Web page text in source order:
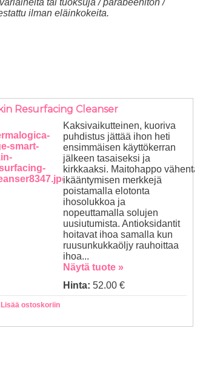
tai tuoksuja / parabeeniton /
ilman eläinkokeita.
Resurfacing Cleanser
Kaksivaikutteinen, kuoriva
puhdistus jättää ihon heti
ensimmäisen käyttökerran
jälkeen tasaiseksi ja
kirkkaaksi. Maitohappo vähentää
ikääntymisen merkkejä
poistamalla elotonta
ihosolukkoa ja
nopeuttamalla solujen
uusiutumista. Antioksidantit
hoitavat ihoa samalla kun
ruusunkukkaöljy rauhoittaa
ihoa...
Näytä tuote »
Hinta: 52.00 €
Lisää ostoskoriin